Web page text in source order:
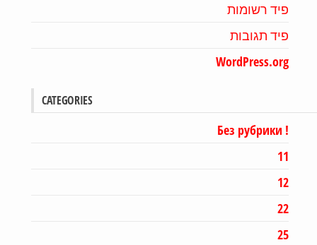
פיד רשומות
פיד תגובות
WordPress.org
CATEGORIES
12
22
25